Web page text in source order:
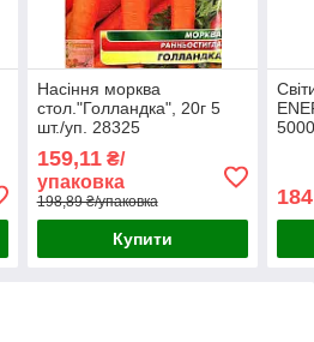
Насіння морква
стол."Голландка", 20г 5
шт./уп. 28325
159,11₴/
упаковка
198,89 ₴/упаковка
Купити